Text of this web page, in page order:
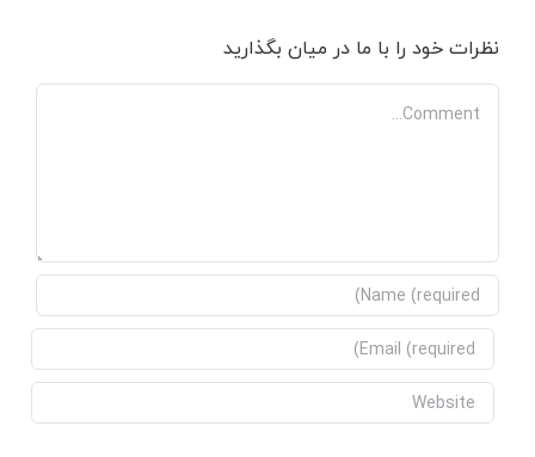
نظرات خود را با ما در میان بگذارید
Comment